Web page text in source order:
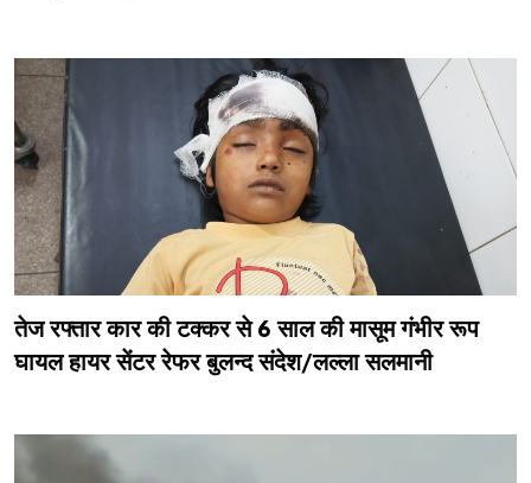
तेज रफ्तार कार की टक्कर से 6 साल की मासूम गंभीर रूप
घायल हायर सेंटर रेफर बुलन्द संदेश/लल्ला सलमानी